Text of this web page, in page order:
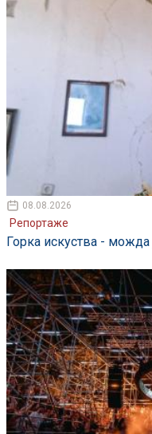
08.08.2026
Репортаже
Горка искуства -